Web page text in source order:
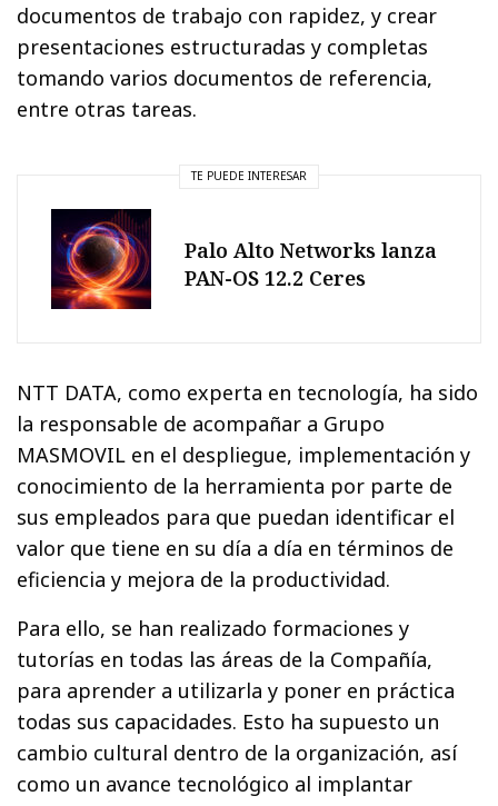
documentos de trabajo con rapidez, y crear
presentaciones estructuradas y completas
tomando varios documentos de referencia,
entre otras tareas.
TE PUEDE INTERESAR
Palo Alto Networks lanza
PAN-OS 12.2 Ceres
NTT DATA, como experta en tecnología, ha sido
la responsable de acompañar a Grupo
MASMOVIL en el despliegue, implementación y
conocimiento de la herramienta por parte de
sus empleados para que puedan identificar el
valor que tiene en su día a día en términos de
eficiencia y mejora de la productividad.
Para ello, se han realizado formaciones y
tutorías en todas las áreas de la Compañía,
para aprender a utilizarla y poner en práctica
todas sus capacidades. Esto ha supuesto un
cambio cultural dentro de la organización, así
como un avance tecnológico al implantar